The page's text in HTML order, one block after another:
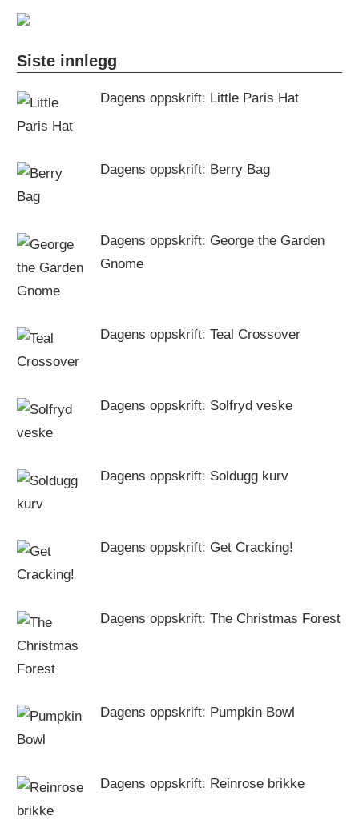
Siste innlegg
Dagens oppskrift: Little Paris Hat
Dagens oppskrift: Berry Bag
Dagens oppskrift: George the Garden
Gnome
Dagens oppskrift: Teal Crossover
Dagens oppskrift: Solfryd veske
Dagens oppskrift: Soldugg kurv
Dagens oppskrift: Get Cracking!
Dagens oppskrift: The Christmas Forest
Dagens oppskrift: Pumpkin Bowl
Dagens oppskrift: Reinrose brikke